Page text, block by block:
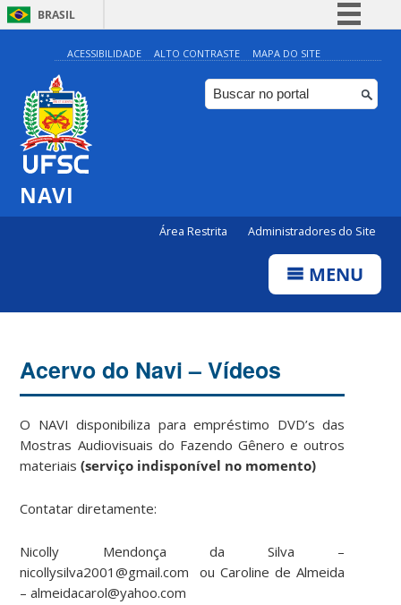
BRASIL
Simplifique!
Comunica BR
Participe
ACESSIBILIDADE ALTO CONTRASTE MAPA DO SITE
NAVI
Área Restrita Administradores do Site
MENU
Acervo do Navi – Vídeos
O NAVI disponibiliza para empréstimo DVD’s das
Mostras Audiovisuais do Fazendo Gênero e outros
materiais(serviço indisponível no momento)
Contatar diretamente:
Nicolly Mendonça da Silva –
nicollysilva2001@gmail.com ou Caroline de Almeida
– almeidacarol@yahoo.com